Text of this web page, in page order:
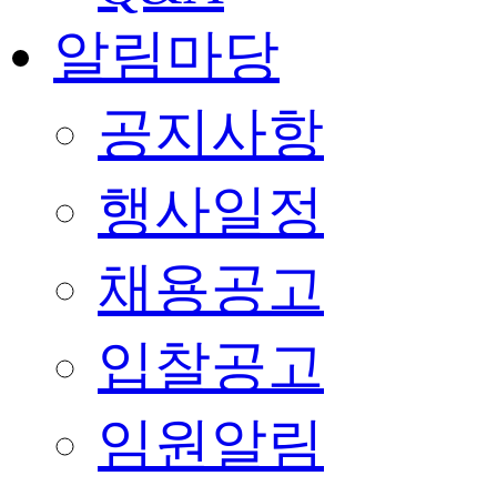
알림마당
공지사항
행사일정
채용공고
입찰공고
임원알림